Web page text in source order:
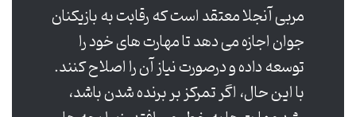
مربی آنجلا معتقد است که رقابت به بازیکنان
جوان اجازه می دهد تا مهارت های خود را
توسعه داده و درصورت نیاز آن را اصلاح کنند.
با این حال، اگر تمرکز بر برنده شدن باشد،